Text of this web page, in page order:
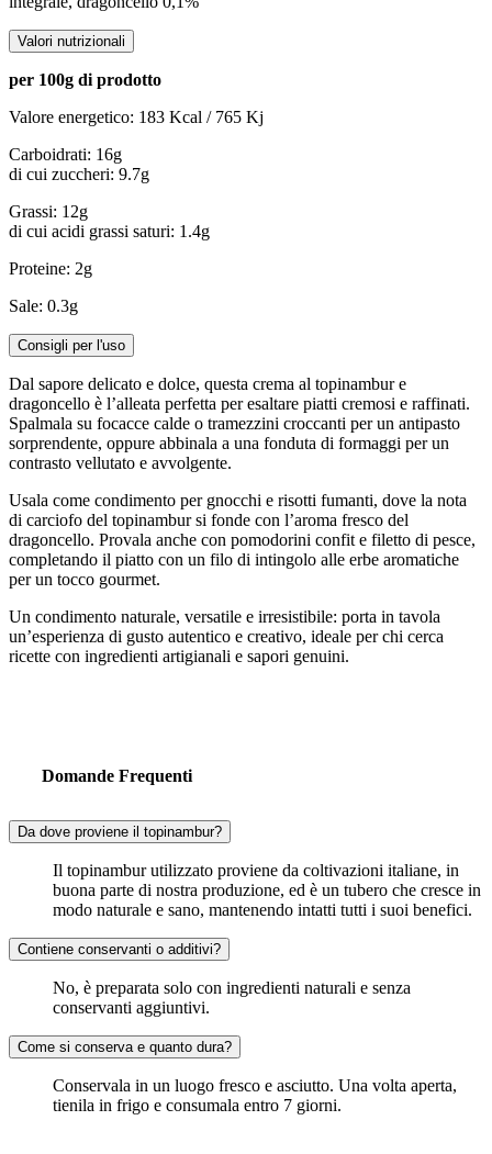
Valori nutrizionali
per 100g di prodotto
Valore energetico: 183 Kcal / 765 Kj
Carboidrati: 16g
di cui zuccheri: 9.7g
Grassi: 12g
di cui acidi grassi saturi: 1.4g
Proteine: 2g
Sale: 0.3g
Consigli per l'uso
Dal sapore delicato e dolce, questa crema al topinambur e
dragoncello è l’alleata perfetta per esaltare piatti cremosi e raffinati.
Spalmala su focacce calde o tramezzini croccanti per un antipasto
sorprendente, oppure abbinala a una fonduta di formaggi per un
contrasto vellutato e avvolgente.
Usala come condimento per gnocchi e risotti fumanti, dove la nota
di carciofo del topinambur si fonde con l’aroma fresco del
dragoncello. Provala anche con pomodorini confit e filetto di pesce,
completando il piatto con un filo di intingolo alle erbe aromatiche
per un tocco gourmet.
Un condimento naturale, versatile e irresistibile: porta in tavola
un’esperienza di gusto autentico e creativo, ideale per chi cerca
ricette con ingredienti artigianali e sapori genuini.
Domande Frequenti
Da dove proviene il topinambur?
Il topinambur utilizzato proviene da coltivazioni italiane, in
buona parte di nostra produzione, ed è un tubero che cresce in
modo naturale e sano, mantenendo intatti tutti i suoi benefici.
Contiene conservanti o additivi?
No, è preparata solo con ingredienti naturali e senza
conservanti aggiuntivi.
Come si conserva e quanto dura?
Conservala in un luogo fresco e asciutto. Una volta aperta,
tienila in frigo e consumala entro 7 giorni.